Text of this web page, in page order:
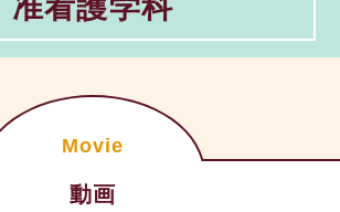
Movie
動画